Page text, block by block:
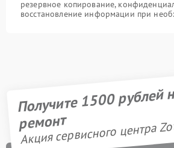
резервное копирование,
восстановление информации при
Получите 1500 рублей
ремонт
Акция сервисного центра